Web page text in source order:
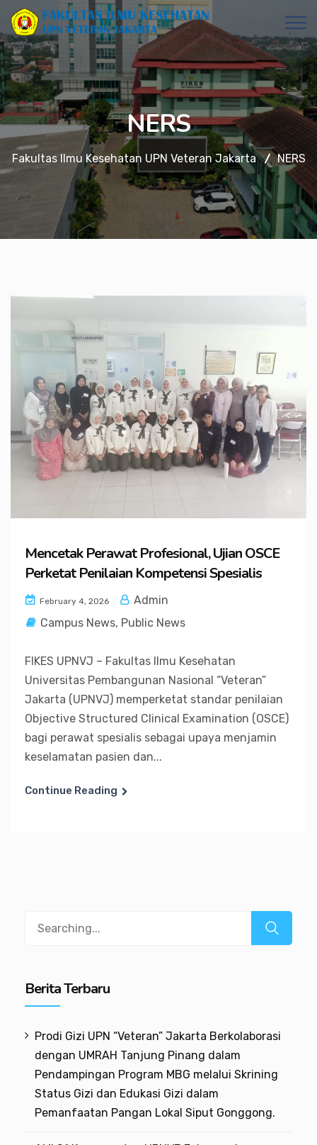
NERS
Fakultas Ilmu Kesehatan UPN Veteran Jakarta NERS
Mencetak Perawat Profesional, Ujian OSCE
Perketat Penilaian Kompetensi Spesialis
February 4, 2026
Admin
Campus News, Public News
FIKES UPNVJ – Fakultas Ilmu Kesehatan
Universitas Pembangunan Nasional “Veteran”
Jakarta (UPNVJ) memperketat standar penilaian
Objective Structured Clinical Examination (OSCE)
bagi perawat spesialis sebagai upaya menjamin
keselamatan pasien dan...
Continue Reading
Berita Terbaru
Prodi Gizi UPN “Veteran” Jakarta Berkolaborasi
dengan UMRAH Tanjung Pinang dalam
Pendampingan Program MBG melalui Skrining
Status Gizi dan Edukasi Gizi dalam
Pemanfaatan Pangan Lokal Siput Gonggong.